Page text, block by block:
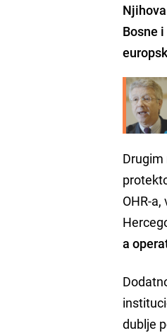
Bosne
OHR-
a
dublje